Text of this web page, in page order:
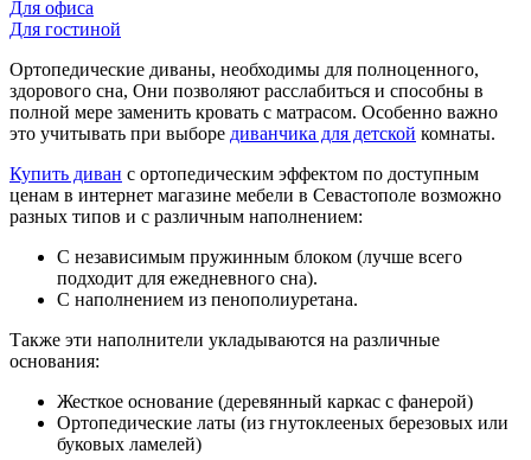
Для офиса
Для гостиной
Ортопедические диваны, необходимы для полноценного,
здорового сна, Они позволяют расслабиться и способны в
полной мере заменить кровать с матрасом. Особенно важно
это учитывать при выборе диванчика для детской комнаты.
Купить диван с ортопедическим эффектом по доступным
ценам в интернет магазине мебели в Севастополе возможно
разных типов и с различным наполнением:
С независимым пружинным блоком (лучше всего
подходит для ежедневного сна).
С наполнением из пенополиуретана.
Также эти наполнители укладываются на различные
основания:
Жесткое основание (деревянный каркас с фанерой)
Ортопедические латы (из гнутоклееных березовых или
буковых ламелей)